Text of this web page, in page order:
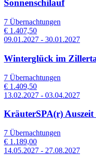
Sonnenschilauf
7 Übernachtungen
€ 1.407,50
09.01.2027 - 30.01.2027
Winterglück im
7 Übernachtungen
€ 1.409,50
13.02.2027 - 03.04.2027
KräuterSPA(r)
7 Übernachtungen
€ 1.189,00
14.05.2027 - 27.08.2027